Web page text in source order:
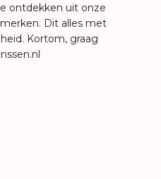
ontdekken uit onze
Dit alles met
Kortom, graag